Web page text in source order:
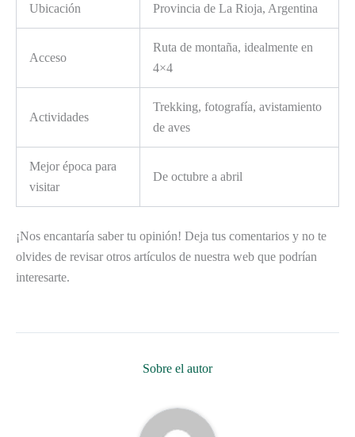
Ubicación Provincia de La Rioja, Argentina
Acceso
Ruta de montaña, idealmente en
4×4
Actividades
Trekking, fotografía, avistamiento
de aves
Mejor época para
visitar
De octubre a abril
¡Nos encantaría saber tu opinión! Deja tus comentarios y no te
olvides de revisar otros artículos de nuestra web que podrían
interesarte.
Sobre el autor